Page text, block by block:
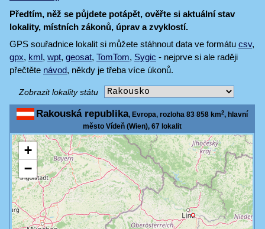
Předtím, něž se půjdete potápět, ověřte si aktuální stav
lokality, místních zákonů, úprav a zvyklostí.
GPS souřadnice lokalit si můžete stáhnout data ve formátu csv,
gpx, kml, wpt, geosat, TomTom, Sygic - nejprve si ale raději
přečtěte návod, někdy je třeba více úkonů.
Zobrazit lokality státu
Rakouská republika, Evropa, rozloha 83 858 km2, hlavní
město Vídeň (Wien), 67 lokalit